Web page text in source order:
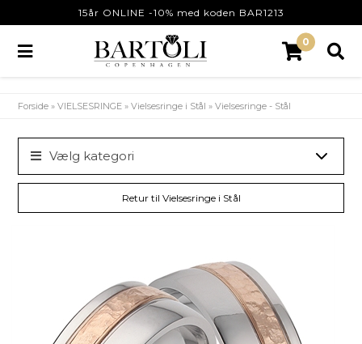
15år ONLINE -10% med koden BAR1213
0
Forside »VIELSESRINGE »Vielsesringe i Stål »Vielsesringe - Stål
Vælg kategori
Retur til Vielsesringe i Stål